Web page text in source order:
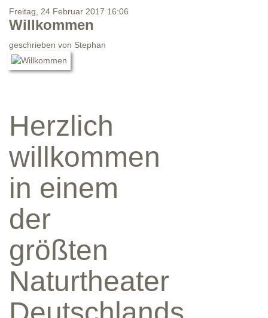
Freitag, 24 Februar 2017 16:06
Willkommen
geschrieben von Stephan
Herzlich
willkommen
in einem
der
größten
Naturtheater